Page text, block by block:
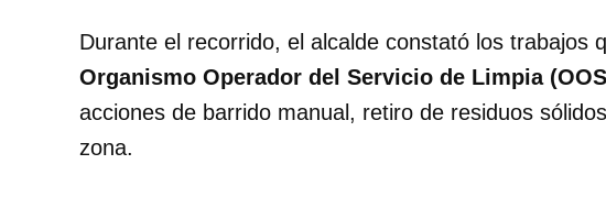
Durante el recorrido, el alcalde constató los trabajos
Organismo Operador del Servicio de Limpia
acciones de barrido manual, retiro de residuos
zona.